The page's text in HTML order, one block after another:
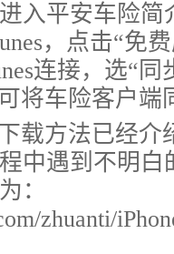
入平安车险简
，点击“免
连接，选“
将车险客户端
载方法已经介
中遇到不明
：
zhuanti/